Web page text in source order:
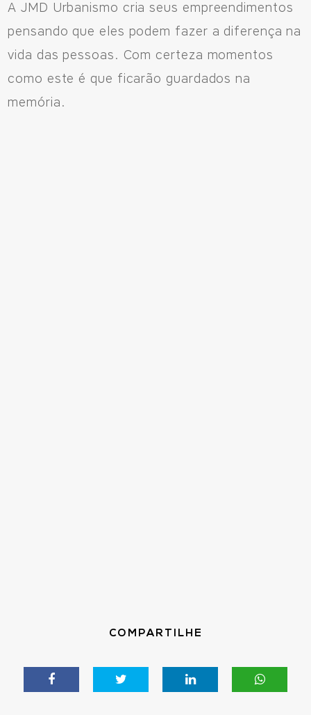
A JMD Urbanismo cria seus empreendimentos
pensando que eles podem fazer a diferença na
vida das pessoas. Com certeza momentos
como este é que ficarão guardados na
memória.
COMPARTILHE